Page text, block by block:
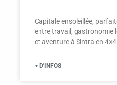
Capitale ensoleillée,
entre travail, gastronomie
et aventure à Sintra en 4×4.
+ D'INFOS